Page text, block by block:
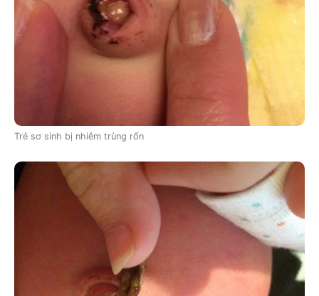
Trẻ sơ sinh bị nhiễm trùng rốn